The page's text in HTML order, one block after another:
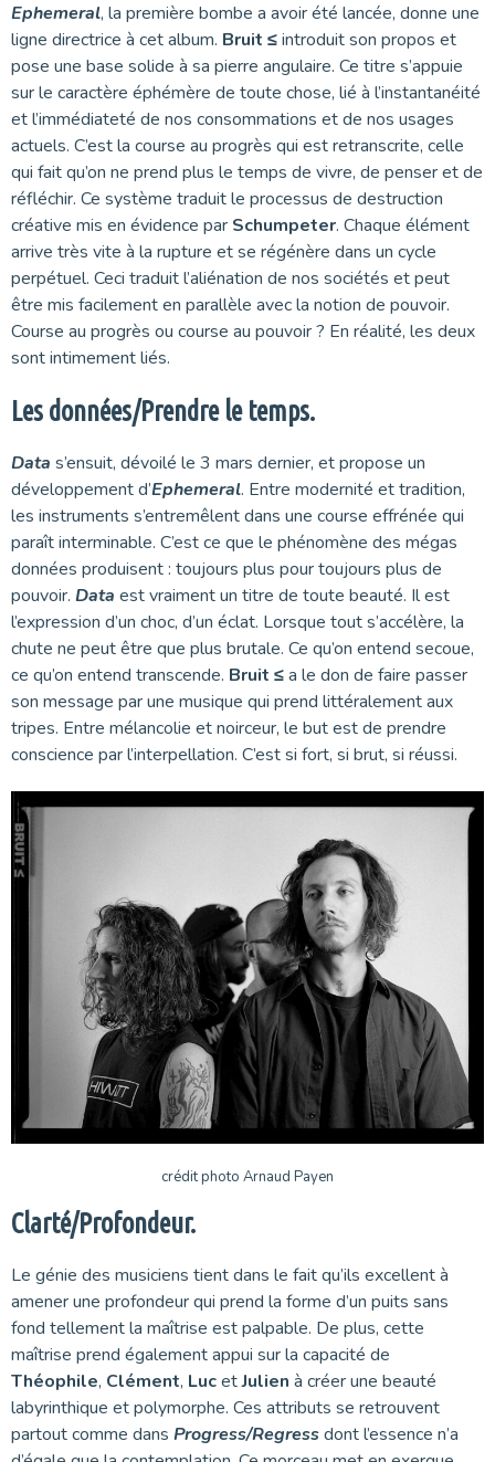
Ephemeral, la première bombe a avoir été lancée, donne une
ligne directrice à cet album. Bruit ≤introduit son propos et
pose une base solide à sa pierre angulaire. Ce titre s’appuie
sur le caractère éphémère de toute chose, lié à l’instantanéité
et l’immédiateté de nos consommations et de nos usages
actuels. C’est la course au progrès qui est retranscrite, celle
qui fait qu’on ne prend plus le temps de vivre, de penser et de
réfléchir. Ce système traduit le processus de destruction
créative mis en évidence par Schumpeter. Chaque élément
arrive très vite à la rupture et se régénère dans un cycle
perpétuel. Ceci traduit l’aliénation de nos sociétés et peut
être mis facilement en parallèle avec la notion de pouvoir.
Course au progrès ou course au pouvoir ? En réalité, les deux
sont intimement liés.
Les données/Prendre le temps.
Data s’ensuit, dévoilé le 3 mars dernier, et propose un
développement d’Ephemeral. Entre modernité et tradition,
les instruments s’entremêlent dans une course effrénée qui
paraît interminable. C’est ce que le phénomène des mégas
données produisent : toujours plus pour toujours plus de
pouvoir. Data est vraiment un titre de toute beauté. Il est
l’expression d’un choc, d’un éclat. Lorsque tout s’accélère, la
chute ne peut être que plus brutale. Ce qu’on entend secoue,
ce qu’on entend transcende. Bruit ≤a le don de faire passer
son message par une musique qui prend littéralement aux
tripes. Entre mélancolie et noirceur, le but est de prendre
conscience par l’interpellation. C’est si fort, si brut, si réussi.
crédit photo Arnaud Payen
Clarté/Profondeur.
Le génie des musiciens tient dans le fait qu’ils excellent à
amener une profondeur qui prend la forme d’un puits sans
fond tellement la maîtrise est palpable. De plus, cette
maîtrise prend également appui sur la capacité de
Théophile, Clément, LucetJulien à créer une beauté
labyrinthique et polymorphe. Ces attributs se retrouvent
partout comme dans Progress/Regressdont l’essence n’a